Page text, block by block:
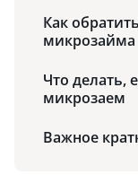
Как
микрозайма
Что делать,
микрозаем
Важное